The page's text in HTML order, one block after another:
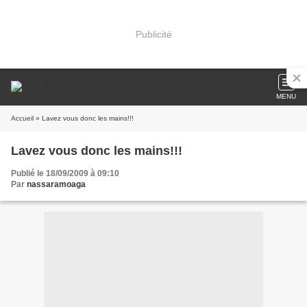
Publicité
MENU
Accueil » Lavez vous donc les mains!!!
Lavez vous donc les mains!!!
Publié le 18/09/2009 à 09:10
Par nassaramoaga